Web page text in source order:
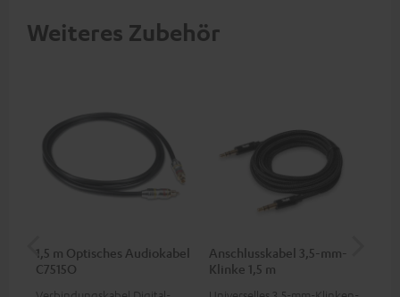
Weiteres Zubehör
1,5 m Optisches Audiokabel
C7515O
Anschlusskabel 3,5-mm-
Klinke 1,5 m